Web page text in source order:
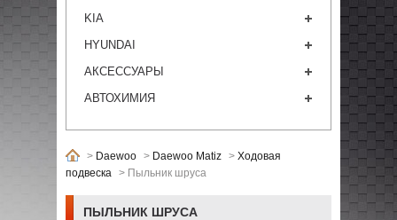
KIA
HYUNDAI
АКСЕССУАРЫ
АВТОХИМИЯ
> Daewoo > Daewoo Matiz > Ходовая
подвеска > Пыльник шруса
ПЫЛЬНИК ШРУСА